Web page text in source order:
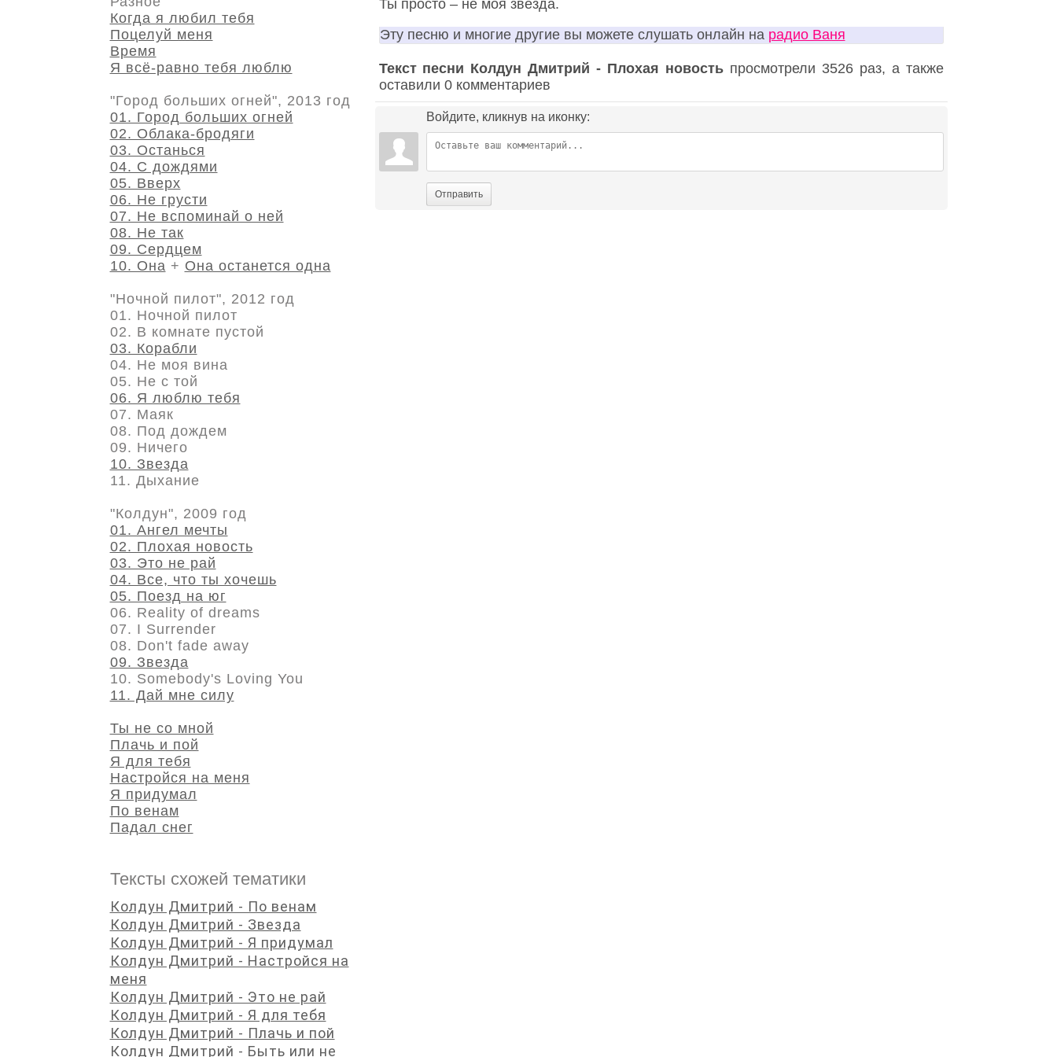
Ты просто – не моя звезда.
Эту песню и многие другие вы можете слушать онлайн на радио Ваня
Текст песни Колдун Дмитрий - Плохая новостьпросмотрели 3526 раз, а также
оставили 0 комментариев
Войдите, кликнув на иконку:
Отправить
Когда я любил тебя
Поцелуй меня
Время
Я всё-равно тебя люблю
"Город больших огней", 2013 год
01. Город больших огней
02. Облака-бродяги
03. Останься
04. С дождями
05. Вверх
06. Не грусти
07. Не вспоминай о ней
08. Не так
09. Сердцем
10. Она + Она останется одна
"Ночной пилот", 2012 год
01. Ночной пилот
02. В комнате пустой
03. Корабли
04. Не моя вина
05. Не с той
06. Я люблю тебя
07. Маяк
08. Под дождем
09. Ничего
10. Звезда
11. Дыхание
"Колдун", 2009 год
01. Ангел мечты
02. Плохая новость
03. Это не рай
04. Все, что ты хочешь
05. Поезд на юг
06. Reality of dreams
07. I Surrender
08. Don't fade away
09. Звезда
10. Somebody's Loving You
11. Дай мне силу
Ты не со мной
Плачь и пой
Я для тебя
Настройся на меня
Я придумал
По венам
Падал снег
Тексты схожей тематики
Колдун Дмитрий - По венам
Колдун Дмитрий - Звезда
Колдун Дмитрий - Я придумал
Колдун Дмитрий - Настройся на
меня
Колдун Дмитрий - Это не рай
Колдун Дмитрий - Я для тебя
Колдун Дмитрий - Плачь и пой
Колдун Дмитрий - Быть или не